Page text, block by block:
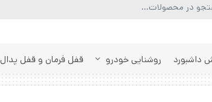
داشبورد روشنایی خودرو قفل فرمان و قفل پدال